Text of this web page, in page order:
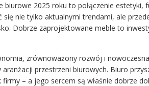
biurowe 2025 roku to połączenie
się nie tylko aktualnymi trendami, ale
Dobrze zaprojektowane meble to
zrównoważony rozwój i
aranżacji przestrzeni biurowych. Biuro
– a jego sercem są właśnie dobrze